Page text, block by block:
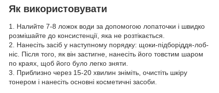
Як використовувати
1. Налийте 7-8 ложок води за допомогою лопаточки і швидко
розмішайте до консистенції, яка не розтікається.
2. Нанесіть засіб у наступному порядку: щоки-підборіддя-лоб-
ніс. Після того, як він застигне, нанесіть його товстим шаром
по краях, щоб його було легко зняти.
3. Приблизно через 15-20 хвилин зніміть, очистіть шкіру
тонером і нанесіть основні косметичні засоби.